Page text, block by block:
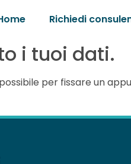
Richiedi
i tuoi dati.
per fissare un